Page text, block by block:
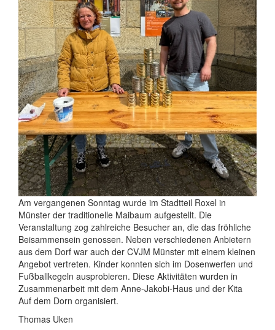
Am vergangenen Sonntag wurde im Stadtteil Roxel in
Münster der traditionelle Maibaum aufgestellt. Die
Veranstaltung zog zahlreiche Besucher an, die das fröhliche
Beisammensein genossen. Neben verschiedenen Anbietern
aus dem Dorf war auch der CVJM Münster mit einem kleinen
Angebot vertreten. Kinder konnten sich im Dosenwerfen und
Fußballkegeln ausprobieren. Diese Aktivitäten wurden in
Zusammenarbeit mit dem Anne-Jakobi-Haus und der Kita
Auf dem Dorn organisiert.
Thomas Uken